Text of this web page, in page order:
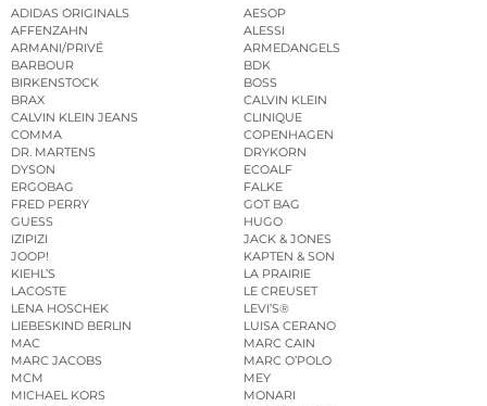
ADIDAS ORIGINALS
AESOP
AFFENZAHN
ALESSI
ARMANI/PRIVÉ
ARMEDANGELS
BARBOUR
BDK
BIRKENSTOCK
BOSS
BRAX
CALVIN KLEIN
CALVIN KLEIN JEANS
CLINIQUE
COMMA
COPENHAGEN
DR. MARTENS
DRYKORN
DYSON
ECOALF
ERGOBAG
FALKE
FRED PERRY
GOT BAG
GUESS
HUGO
IZIPIZI
JACK & JONES
JOOP!
KAPTEN & SON
KIEHL’S
LA PRAIRIE
LACOSTE
LE CREUSET
LENA HOSCHEK
LEVI’S®
LIEBESKIND BERLIN
LUISA CERANO
MAC
MARC CAIN
MARC JACOBS
MARC O’POLO
MCM
MEY
MICHAEL KORS
MONARI